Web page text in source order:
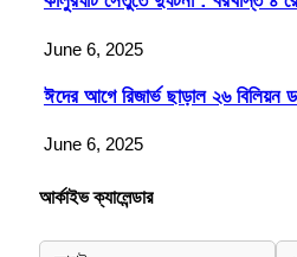
June 6, 2025
ঈদের আগে রিজার্ভ ছাড়াল ২৬ বিলিয়ন
June 6, 2025
আর্কাইভ ক্যালেন্ডার